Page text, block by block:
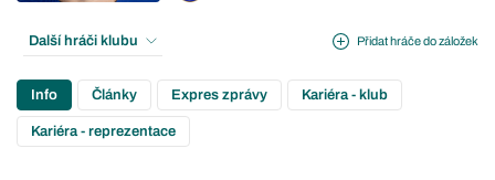
Přidat hráče do záložek
Další hráči klubu
Info Články Expres zprávy Kariéra - klub
Kariéra - reprezentace